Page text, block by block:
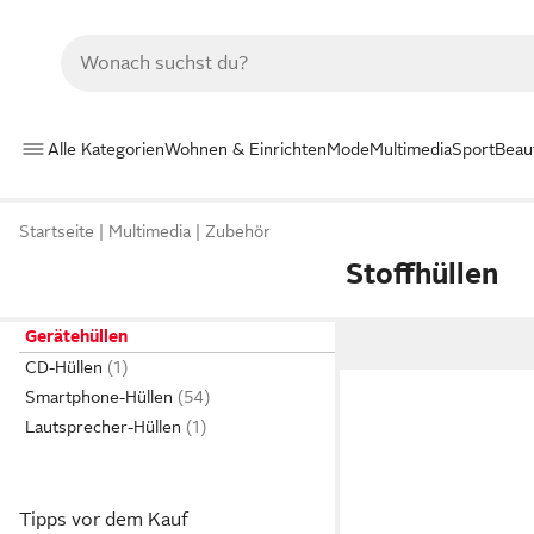
Alle KategorienWohnen & EinrichtenModeMultimediaSport
Startseite Multimedia Zubehör
Stoffhüllen
Gerätehüllen
CD-Hüllen
Smartphone-Hüllen
Lautsprecher-Hüllen
Tipps vor dem Kauf